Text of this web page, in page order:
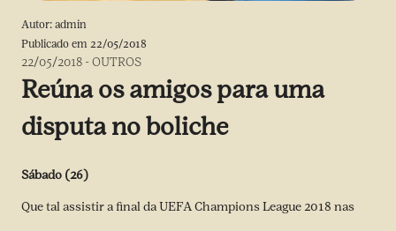
Autor: admin
Publicado em 22/05/2018
22/05/2018 -OUTROS
Reúna os amigos para uma
disputa no boliche
Sábado (26)
Que tal assistir a final da UEFA Champions League 2018 nas